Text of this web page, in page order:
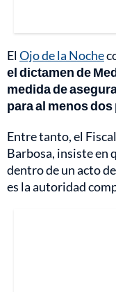
ElOjo de la Noche
el dictamen de
medida de
para al menos
Entre tanto, el
Barbosa, insiste en
dentro de un acto
es la autoridad